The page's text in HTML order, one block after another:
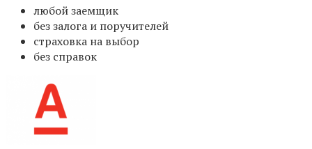
любой заемщик
без залога и поручителей
страховка на выбор
без справок